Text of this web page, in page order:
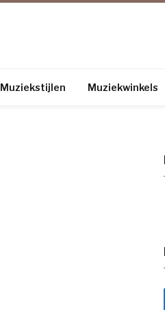
Muziekstijlen Muziekwinkels